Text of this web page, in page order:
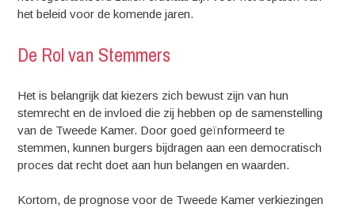
het beleid voor de komende jaren.
De Rol van Stemmers
Het is belangrijk dat kiezers zich bewust zijn van hun
stemrecht en de invloed die zij hebben op de samenstelling
van de Tweede Kamer. Door goed geïnformeerd te
stemmen, kunnen burgers bijdragen aan een democratisch
proces dat recht doet aan hun belangen en waarden.
Kortom, de prognose voor de Tweede Kamer verkiezingen